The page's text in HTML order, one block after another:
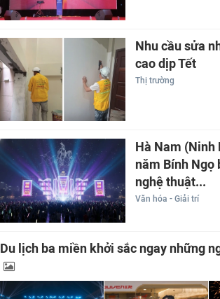
Nhu cầu sửa
cao dịp Tết
Thị trường
Hà Nam (Ninh
năm Bính Ngọ
nghệ thuật...
Văn hóa - Giải trí
Du lịch ba miền khởi sắc ngay những